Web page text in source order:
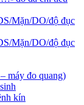
Mặn/DO/độ đục
Mặn/DO/độ đục
máy đo quang)
kín